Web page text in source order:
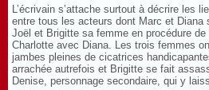
L’écrivain s’attache surtout à décrire les
entre tous les acteurs dont Marc et Diana
Joël et Brigitte sa femme en procédure
Charlotte avec Diana. Les trois femmes
jambes pleines de cicatrices
arrachée autrefois et Brigitte se fait
Denise, personnage secondaire, qui y